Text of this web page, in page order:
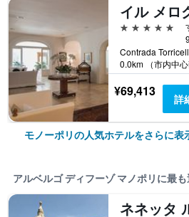
5つ星
0.0km （市内中心
¥69,413 詳
モノーポリの人気ホテルをさらに表
アルベルゴ ディフーゾ マノポリに最